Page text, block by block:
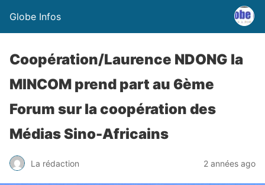
Globe Infos
Coopération/Laurence NDONG la
MINCOM prend part au 6ème
Forum sur la coopération des
Médias Sino-Africains
La rédaction 2 années ago